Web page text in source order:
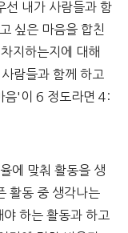
선 내가 사람들과 함
싶은 마음을 합친
지하는지에 대해
람들과 함께 하고
음'이 6 정도라면 4:
에 맞춰 활동을 생
활동 중 생각나는
하는 활동과 하고